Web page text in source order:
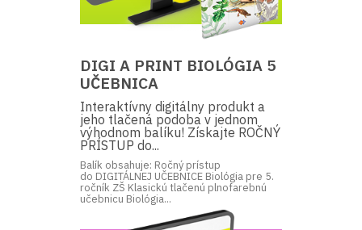
DIGI A PRINT BIOLÓGIA 5
UČEBNICA
Interaktívny digitálny produkt a
jeho tlačená podoba v jednom
výhodnom balíku! Získajte ROČNÝ
PRÍSTUP do...
Balík obsahuje: Ročný prístup
do DIGITÁLNEJ UČEBNICE Biológia pre 5.
ročník ZŠ Klasickú tlačenú plnofarebnú
učebnicu Biológia...